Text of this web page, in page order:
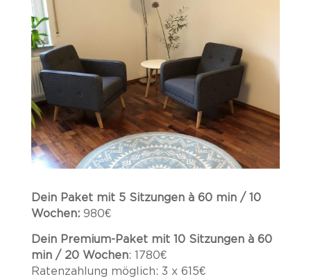
Dein Paket mit 5 Sitzungen à 60 min / 10
Wochen: 980€
Dein Premium-Paket mit 10 Sitzungen à 60
min / 20 Wochen: 1780€
Ratenzahlung möglich: 3 x 615€